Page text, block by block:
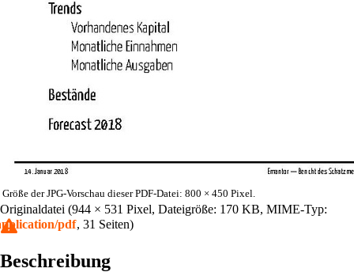
Größe der JPG-Vorschau dieser PDF-Datei: 800 × 450 Pixel
Originaldatei (944 × 531 Pixel, Dateigröße: 170 KB, MIME-Typ:
pdf, 31 Seiten)
Beschreibung